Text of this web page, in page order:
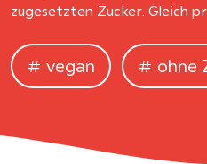
zugesetzten Zucker. Gleich
vegan ohne